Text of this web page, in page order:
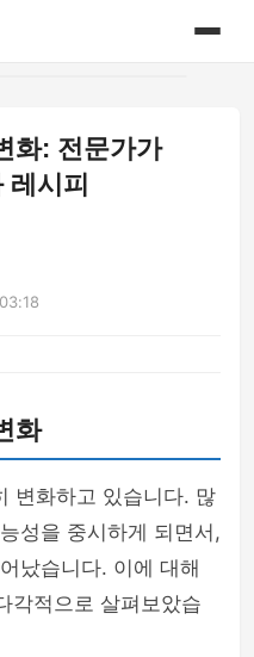
화: 전문가가
시피
화
변화하고 있습니다. 많
성을 중시하게 되면서,
났습니다. 이에 대해
각적으로 살펴보았습